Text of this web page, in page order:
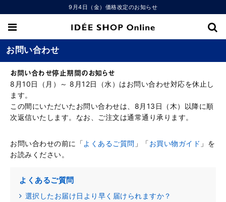
9月4日（金）価格改定のお知らせ
お問い合わせ
お問い合わせ停止期間のお知らせ
8月10日（月）～ 8月12日（水）はお問い合わせ対応を休止し
ます。
この間にいただいたお問い合わせは、8月13日（木）以降に順
次返信いたします。なお、ご注文は通常通り承ります。
お問い合わせの前に「よくあるご質問 」「お買い物ガイド 」を
お読みください。
よくあるご質問
選択したお届け日より早く届けられますか？